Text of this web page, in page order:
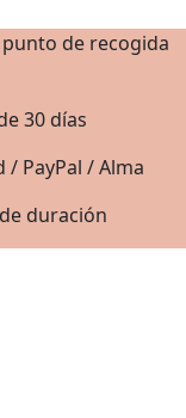
de recogida
30 días
PayPal / Alma
duración